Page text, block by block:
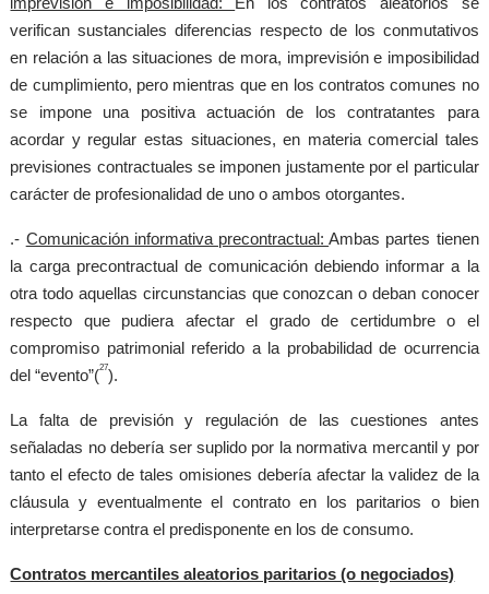
verifican sustanciales diferencias respecto de los conmutativos
en relación a las situaciones de mora, imprevisión e imposibilidad
de cumplimiento, pero mientras que en los contratos comunes no
se impone una positiva actuación de los contratantes para
acordar y regular estas situaciones, en materia comercial tales
previsiones contractuales se imponen justamente por el particular
carácter de profesionalidad de uno o ambos otorgantes.
.- Comunicación informativa precontractual:Ambas partes tienen
la carga precontractual de comunicación debiendo informar a la
otra todo aquellas circunstancias que conozcan o deban conocer
respecto que pudiera afectar el grado de certidumbre o el
compromiso patrimonial referido a la probabilidad de ocurrencia
del “evento”(27).
La falta de previsión y regulación de las cuestiones antes
señaladas no debería ser suplido por la normativa mercantil y por
tanto el efecto de tales omisiones debería afectar la validez de la
cláusula y eventualmente el contrato en los paritarios o bien
interpretarse contra el predisponente en los de consumo.
Contratos mercantiles aleatorios paritarios (o negociados)